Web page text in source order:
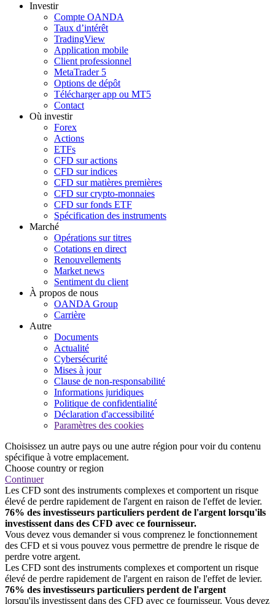
Investir
Compte OANDA
Taux d’intérêt
TradingView
Application mobile
Client professionnel
MetaTrader 5
Options de dépôt
Télécharger app ou MT5
Contact
Où investir
Forex
Actions
ETFs
CFD sur actions
CFD sur indices
CFD sur matières premières
CFD sur crypto-monnaies
CFD sur fonds ETF
Spécification des instruments
Marché
Opérations sur titres
Cotations en direct
Renouvellements
Market news
Sentiment du client
À propos de nous
OANDA Group
Carrière
Autre
Documents
Actualité
Cybersécurité
Mises à jour
Clause de non-responsabilité
Informations juridiques
Politique de confidentialité
Déclaration d'accessibilité
Paramètres des cookies
Choisissez un autre pays ou une autre région pour voir du contenu
spécifique à votre emplacement.
Choose country or region
Continuer
Les CFD sont des instruments complexes et comportent un risque
élevé de perdre rapidement de l'argent en raison de l'effet de levier.
76% des investisseurs particuliers perdent de l'argent lorsqu'ils
investissent dans des CFD avec ce fournisseur.
Vous devez vous demander si vous comprenez le fonctionnement
des CFD et si vous pouvez vous permettre de prendre le risque de
perdre votre argent.
Les CFD sont des instruments complexes et comportent un risque
élevé de perdre rapidement de l'argent en raison de l'effet de levier.
76% des investisseurs particuliers perdent de l'argent
lorsqu'ils investissent dans des CFD avec ce fournisseur. Vous devez